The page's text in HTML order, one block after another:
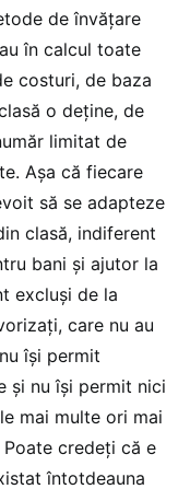
de învăţare
în calcul toate
costuri, de baza
o deţine, de
limitat de
Aşa că fiecare
să se adapteze
clasă, indiferent
bani şi ajutor la
excluşi de la
care nu au
îşi permit
şi nu îşi permit nici
mai multe ori mai
credeţi că e
întotdeauna